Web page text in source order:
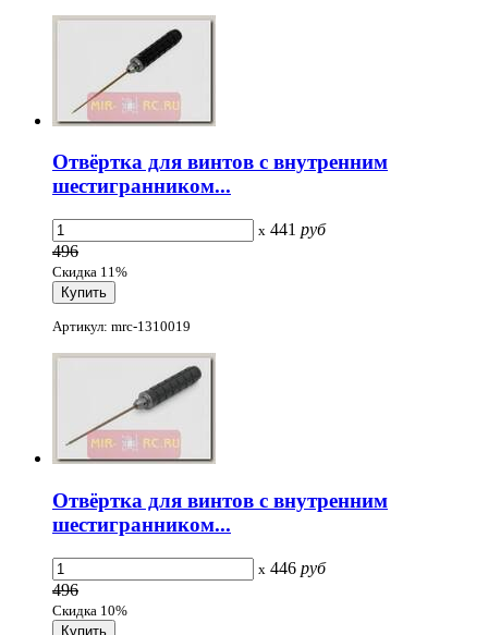
Отвёртка для винтов с внутренним
шестигранником...
x 441 руб
496
Скидка 11%
Артикул: mrc-1310019
Отвёртка для винтов с внутренним
шестигранником...
x 446 руб
496
Скидка 10%